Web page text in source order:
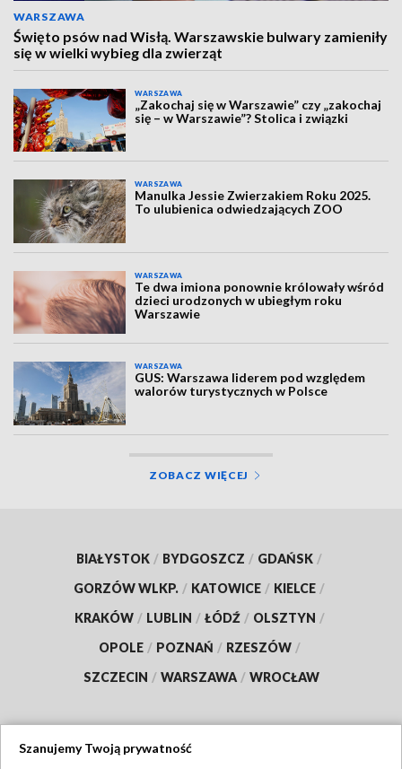
WARSZAWA
Święto psów nad Wisłą. Warszawskie bulwary zamieniły
się w wielki wybieg dla zwierząt
WARSZAWA
„Zakochaj się w Warszawie” czy „zakochaj
się – w Warszawie”? Stolica i związki
WARSZAWA
Manulka Jessie Zwierzakiem Roku 2025.
To ulubienica odwiedzających ZOO
WARSZAWA
Te dwa imiona ponownie królowały wśród
dzieci urodzonych w ubiegłym roku
Warszawie
WARSZAWA
GUS: Warszawa liderem pod względem
walorów turystycznych w Polsce
ZOBACZ WIĘCEJ
BIAŁYSTOK / BYDGOSZCZ / GDAŃSK /
GORZÓW WLKP. / KATOWICE / KIELCE /
KRAKÓW / LUBLIN / ŁÓDŹ / OLSZTYN /
OPOLE / POZNAŃ / RZESZÓW /
SZCZECIN / WARSZAWA / WROCŁAW
Szanujemy Twoją prywatność